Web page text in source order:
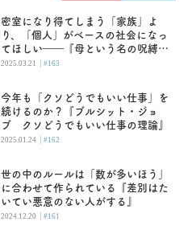
密室になり得てしまう「家族」よ
り、「個人」がベースの社会になっ
てほしい――『母という名の呪縛
娘という牢獄』
2025.03.21 |#163
今年も「クソどうでもいい仕事」を
続けるのか？『ブルシット・ジョ
ブ クソどうでもいい仕事の理論』
2025.01.24 |#162
世の中のルールは「数が多いほう」
に合わせて作られている『差別はた
いてい悪意のない人がする』
2024.12.20 |#161